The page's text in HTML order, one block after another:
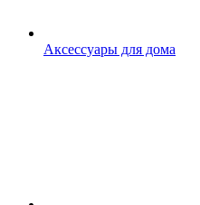
Аксессуары для дома